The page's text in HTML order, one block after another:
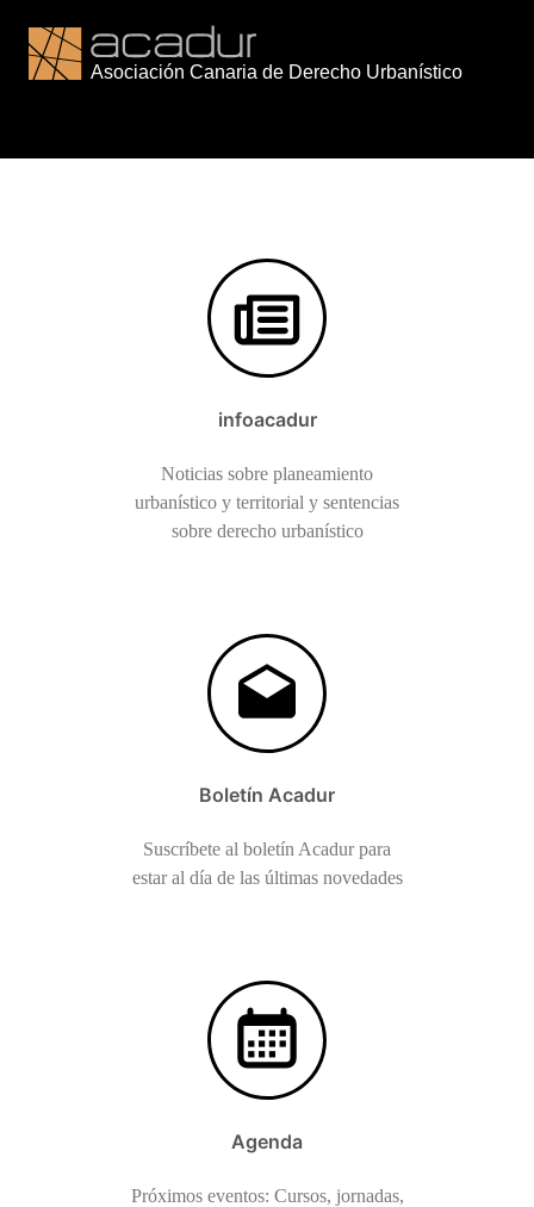
contenido
infoacadur
Noticias sobre planeamiento
urbanístico y territorial y sentencias
sobre derecho urbanístico
Boletín Acadur
Suscríbete al boletín Acadur para
estar al día de las últimas novedades
Agenda
Próximos eventos: Cursos, jornadas,